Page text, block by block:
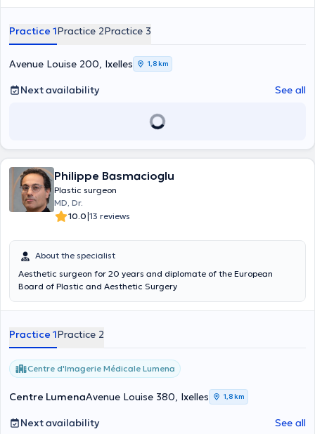
Practice 1Practice 2Practice 3
Avenue Louise 200, Ixelles 1,8 km
Next availability See all
Philippe Basmacioglu
Plastic surgeon
MD, Dr.
10.0|13 reviews
About the specialist
Aesthetic surgeon for 20 years and diplomate of the European
Board of Plastic and Aesthetic Surgery
Practice 1Practice 2
Centre d'Imagerie Médicale Lumena
Centre LumenaAvenue Louise 380, Ixelles 1,8 km
Next availability See all